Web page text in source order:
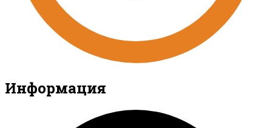
Информация